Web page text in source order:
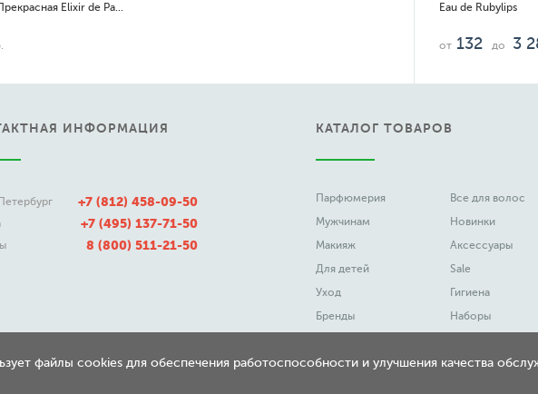
Василиса Прекрасная Elixir de Parfum
Eau de Rubylips
от 132 до 3
ИНФОРМАЦИЯ
+7 (812) 458-09-50
+7 (495) 137-71-50
8 (800) 511-21-50
КАТАЛОГ ТОВАРОВ
Парфюмерия
Мужчинам
Макияж
Для детей
Уход
Бренды
Все для волос
Новинки
Аксессуары
Sale
Гигиена
Наборы
файлы cookies для обеспечения работоспособности и улучшения качества